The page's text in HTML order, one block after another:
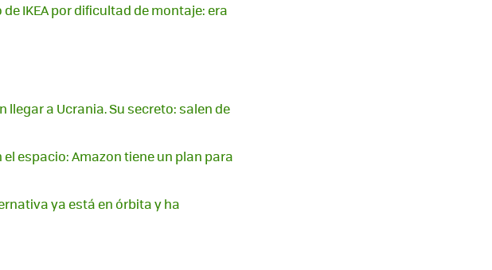
IKEA por dificultad de montaje: era
a Ucrania. Su secreto: salen de
espacio: Amazon tiene un plan para
ya está en órbita y ha